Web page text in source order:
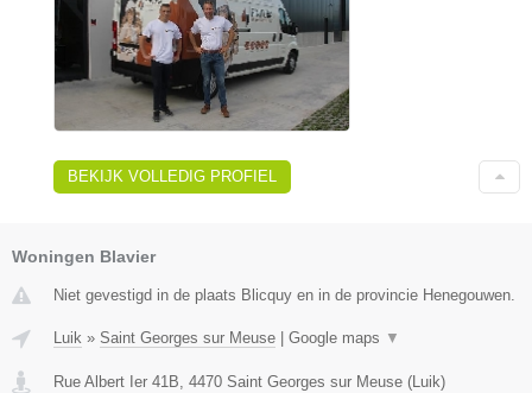
BEKIJK VOLLEDIG PROFIEL
Woningen Blavier
Niet gevestigd in de plaats Blicquy en in de provincie Henegouwen.
Luik » Saint Georges sur Meuse Google maps ▼
Rue Albert Ier 41B, 4470 Saint Georges sur Meuse (Luik)